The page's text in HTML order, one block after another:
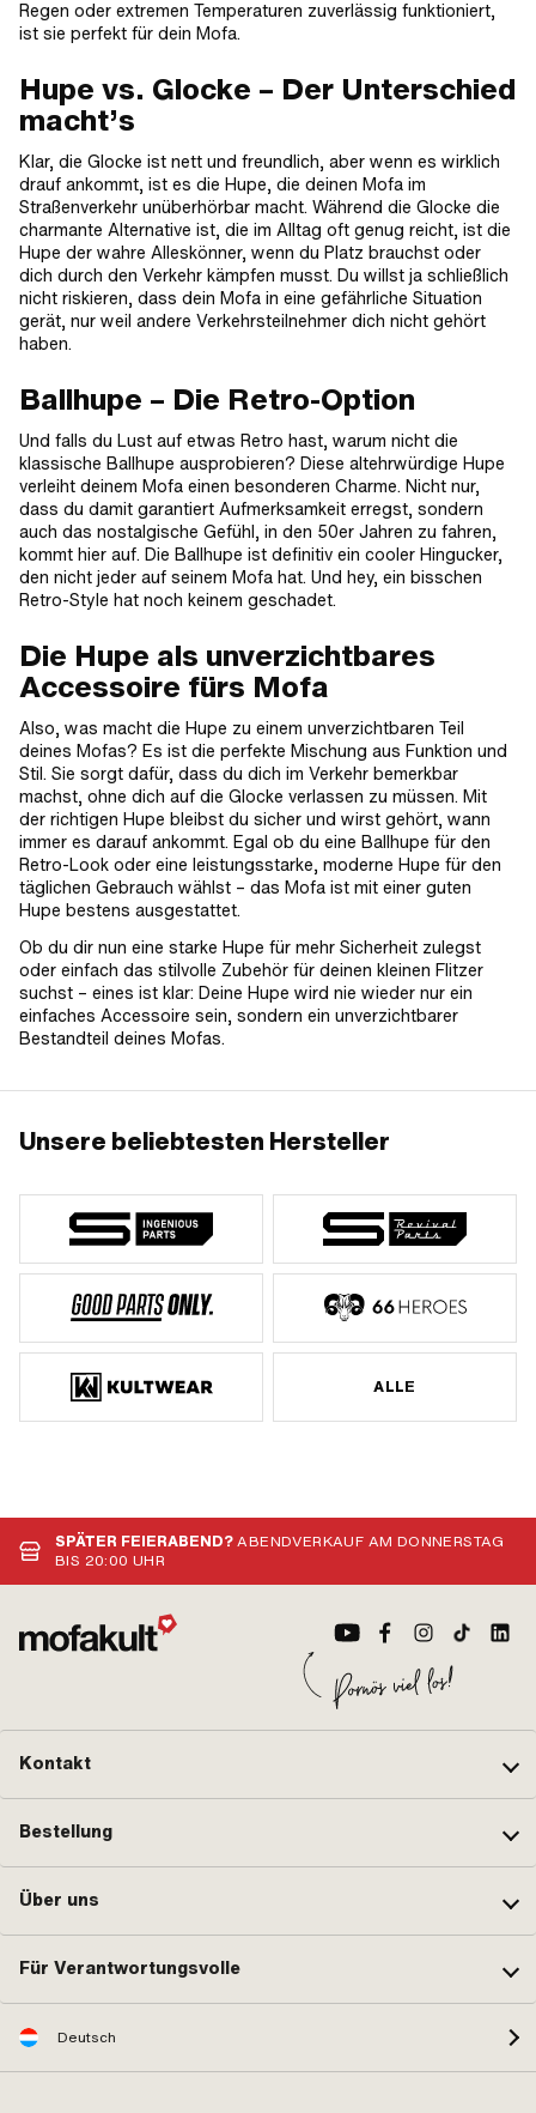
Regen oder extremen Temperaturen zuverlässig funktioniert,
ist sie perfekt für dein Mofa.
Hupe vs. Glocke – Der Unterschied
macht’s
Klar, die Glocke ist nett und freundlich, aber wenn es wirklich
drauf ankommt, ist es die Hupe, die deinen Mofa im
Straßenverkehr unüberhörbar macht. Während die Glocke die
charmante Alternative ist, die im Alltag oft genug reicht, ist die
Hupe der wahre Alleskönner, wenn du Platz brauchst oder
dich durch den Verkehr kämpfen musst. Du willst ja schließlich
nicht riskieren, dass dein Mofa in eine gefährliche Situation
gerät, nur weil andere Verkehrsteilnehmer dich nicht gehört
haben.
Ballhupe – Die Retro-Option
Und falls du Lust auf etwas Retro hast, warum nicht die
klassische Ballhupe ausprobieren? Diese altehrwürdige Hupe
verleiht deinem Mofa einen besonderen Charme. Nicht nur,
dass du damit garantiert Aufmerksamkeit erregst, sondern
auch das nostalgische Gefühl, in den 50er Jahren zu fahren,
kommt hier auf. Die Ballhupe ist definitiv ein cooler Hingucker,
den nicht jeder auf seinem Mofa hat. Und hey, ein bisschen
Retro-Style hat noch keinem geschadet.
Die Hupe als unverzichtbares
Accessoire fürs Mofa
Also, was macht die Hupe zu einem unverzichtbaren Teil
deines Mofas? Es ist die perfekte Mischung aus Funktion und
Stil. Sie sorgt dafür, dass du dich im Verkehr bemerkbar
machst, ohne dich auf die Glocke verlassen zu müssen. Mit
der richtigen Hupe bleibst du sicher und wirst gehört, wann
immer es darauf ankommt. Egal ob du eine Ballhupe für den
Retro-Look oder eine leistungsstarke, moderne Hupe für den
täglichen Gebrauch wählst – das Mofa ist mit einer guten
Hupe bestens ausgestattet.
Ob du dir nun eine starke Hupe für mehr Sicherheit zulegst
oder einfach das stilvolle Zubehör für deinen kleinen Flitzer
suchst – eines ist klar: Deine Hupe wird nie wieder nur ein
einfaches Accessoire sein, sondern ein unverzichtbarer
Bestandteil deines Mofas.
Unsere beliebtesten Hersteller
ALLE
SPÄTER FEIERABEND?ABENDVERKAUF AM DONNERSTAG
BIS 20:00 UHR
Kontakt
Bestellung
Über uns
Für Verantwortungsvolle
Deutsch